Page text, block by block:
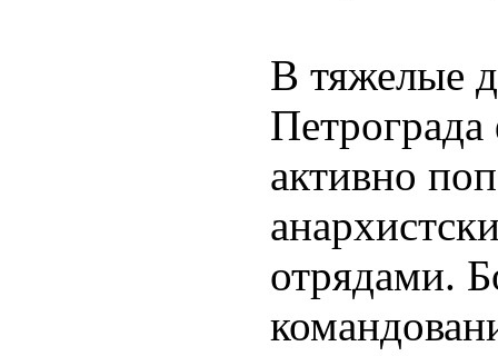
В тяжелые
активно
отрядами.